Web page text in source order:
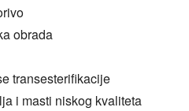
obrada
transesterifikacije
i masti niskog kvaliteta